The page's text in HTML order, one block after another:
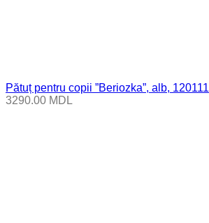
Pătuț pentru copii ”Beriozka”, alb, 120111
3290.00 MDL